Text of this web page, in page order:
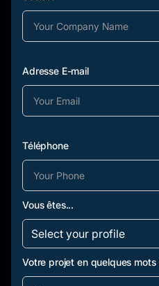
Adresse E-mail
Téléphone
Vous êtes...
Votre projet en quelques mots